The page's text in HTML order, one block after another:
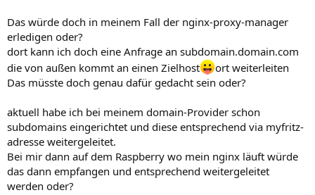
Das würde doch in meinem Fall der nginx-proxy-manager
erledigen oder?
dort kann ich doch eine Anfrage an subdomain.domain.com
die von außen kommt an einen Zielhost
ort weiterleiten
Das müsste doch genau dafür gedacht sein oder?
aktuell habe ich bei meinem domain-Provider schon
subdomains eingerichtet und diese entsprechend via myfritz-
adresse weitergeleitet.
Bei mir dann auf dem Raspberry wo mein nginx läuft würde
das dann empfangen und entsprechend weitergeleitet
werden oder?